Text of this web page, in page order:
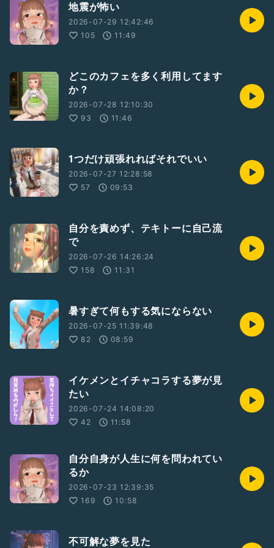
地震が怖い
2026-07-29 12:42:46
105
11:49
どこのカフェを多く利用してます
か？
2026-07-28 12:10:30
93
11:46
1つだけ頑張れればそれでいい
2026-07-27 12:28:58
57
09:53
自分を責めず、テキトーに自己流
で
2026-07-26 14:26:24
158
11:31
暑すぎて何もする気にならない
2026-07-25 11:39:48
82
08:59
イケメンとイチャコラする夢が見
たい
2026-07-24 14:08:20
42
11:58
自分自身が人生に何を問われてい
るか
2026-07-23 12:39:35
169
10:58
不可解な夢を見た